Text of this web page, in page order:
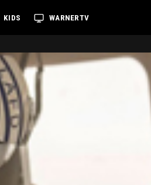
KIDS WARNERTV